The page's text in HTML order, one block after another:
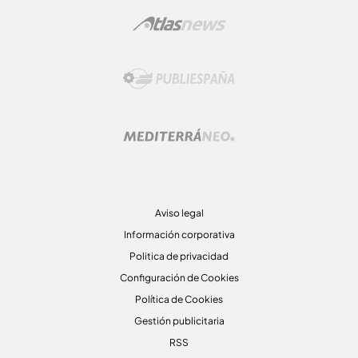
Aviso legal
Información corporativa
Politica de privacidad
Configuración de Cookies
Política de Cookies
Gestión publicitaria
RSS